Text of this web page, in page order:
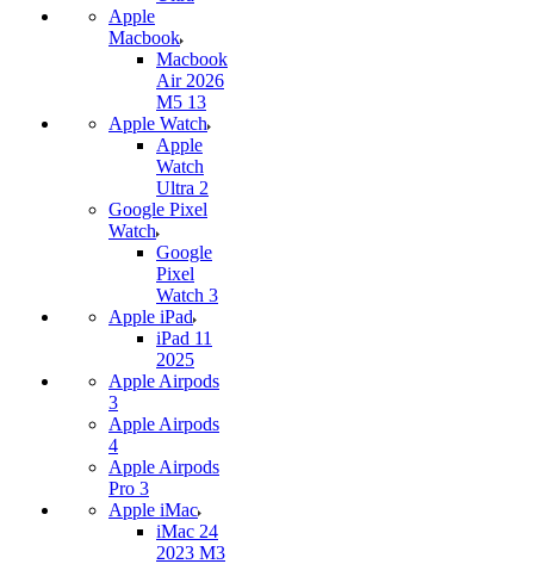
Apple
Macbook
Macbook
Air 2026
M5 13
Apple Watch
Apple
Watch
Ultra 2
Google Pixel
Watch
Google
Pixel
Watch 3
Apple iPad
iPad 11
2025
Apple Airpods
3
Apple Airpods
4
Apple Airpods
Pro 3
Apple iMac
iMac 24
2023 M3